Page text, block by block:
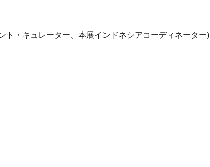
・キュレーター、本展インドネシアコーディネーター)